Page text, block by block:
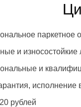
паркетное
и износостойкие
и
исполнение
рублей